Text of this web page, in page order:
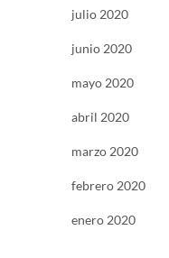
julio 2020
junio 2020
mayo 2020
abril 2020
marzo 2020
febrero 2020
enero 2020